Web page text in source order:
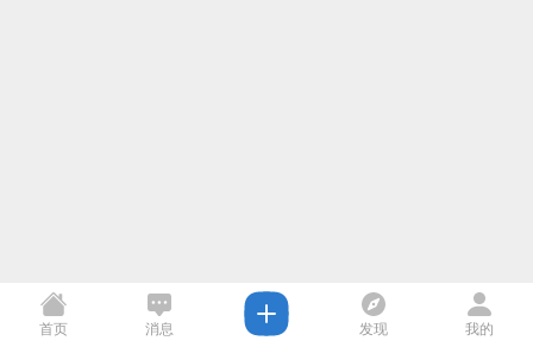
首页 消息 发现 我的